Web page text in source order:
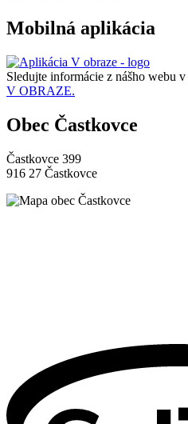
Mobilná aplikácia
Sledujte informácie z nášho webu v
V OBRAZE.
Obec Častkovce
Častkovce 399
916 27 Častkovce